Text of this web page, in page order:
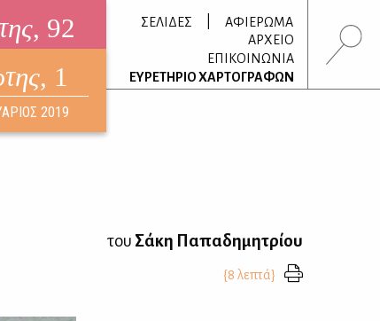
, 92
περιοδικό
2026
, 1
2019
ΣΕΛΙΔΕΣ
ΑΦΙΕΡΩΜΑ
ΑΡΧΕΙΟ
ΕΠΙΚΟΙΝΩΝΙΑ
ΕΥΡΕΤΗΡΙΟ ΧΑΡΤΟΓΡΑΦΩΝ
του Σάκη Παπαδημητρίου
{8 λεπτά}